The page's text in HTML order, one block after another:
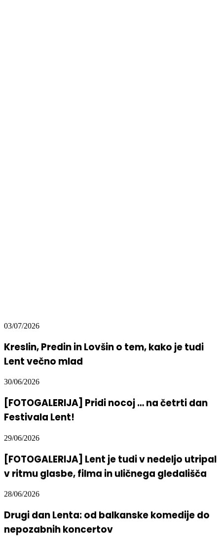
03/07/2026
Kreslin, Predin in Lovšin o tem, kako je tudi
Lent večno mlad
30/06/2026
[FOTOGALERIJA] Pridi nocoj … na četrti dan
Festivala Lent!
29/06/2026
[FOTOGALERIJA] Lent je tudi v nedeljo utripal
v ritmu glasbe, filma in uličnega gledališča
28/06/2026
Drugi dan Lenta: od balkanske komedije do
nepozabnih koncertov